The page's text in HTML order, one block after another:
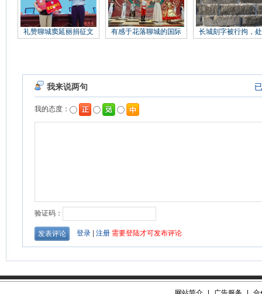
礼赞聊城窦延丽捐征文 有感于花落聊城的国际 长城刻字被行拘，